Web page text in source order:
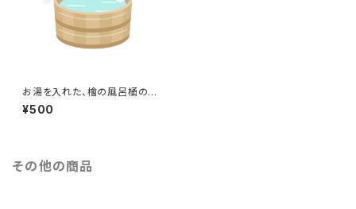
お湯を入れた、檜の風呂桶のイ
ラスト
¥500
その他の商品